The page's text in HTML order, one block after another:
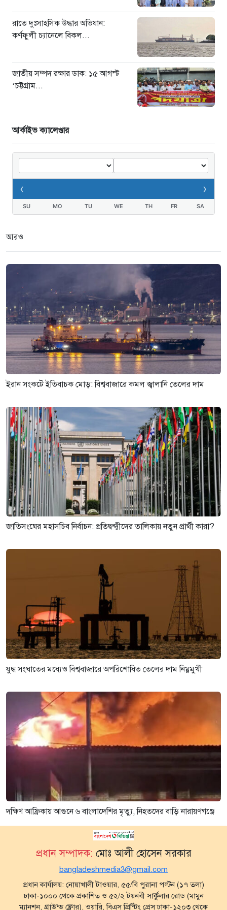
রাতে দুঃসাহসিক উদ্ধার অভিযান:
কর্ণফুলী চ্যানেলে বিকল...
জাতীয় সম্পদ রক্ষার ডাক: ১৫ আগস্ট
‘চট্টগ্রাম...
আর্কাইভ ক্যালেণ্ডার
‹ ›
SU MO TU WE TH FR SA
আরও
ইরান সংকটে ইতিবাচক মোড়: বিশ্ববাজারে কমল জ্বালানি তেলের দাম
জাতিসংঘের মহাসচিব নির্বাচন: প্রতিদ্বন্দ্বীদের তালিকায় নতুন প্রার্থী কারা?
যুদ্ধ সংঘাতের মধ্যেও বিশ্ববাজারে অপরিশোধিত তেলের দাম নিম্নমুখী
দক্ষিণ আফ্রিকায় আগুনে ৬ বাংলাদেশির মৃত্যু, নিহতদের বাড়ি নারায়ণগঞ্জে
প্রধান সম্পাদক: মোঃ আলী হোসেন সরকার
bangladeshmedia3@gmail.com
প্রধান কার্যালয়: নোয়াখালী টাওয়ার, ৫৫/বি পুরানা পল্টন (১৭ তলা)
ঢাকা-১০০০ থেকে প্রকাশিত ও ৫২/২ টয়নবী সার্কুলার রোড (মামুন
ম্যানশন, গ্রাউন্ড ফ্লোর), ওয়ারি, বিএস প্রিন্টিং প্রেস ঢাকা-১২০৩ থেকে